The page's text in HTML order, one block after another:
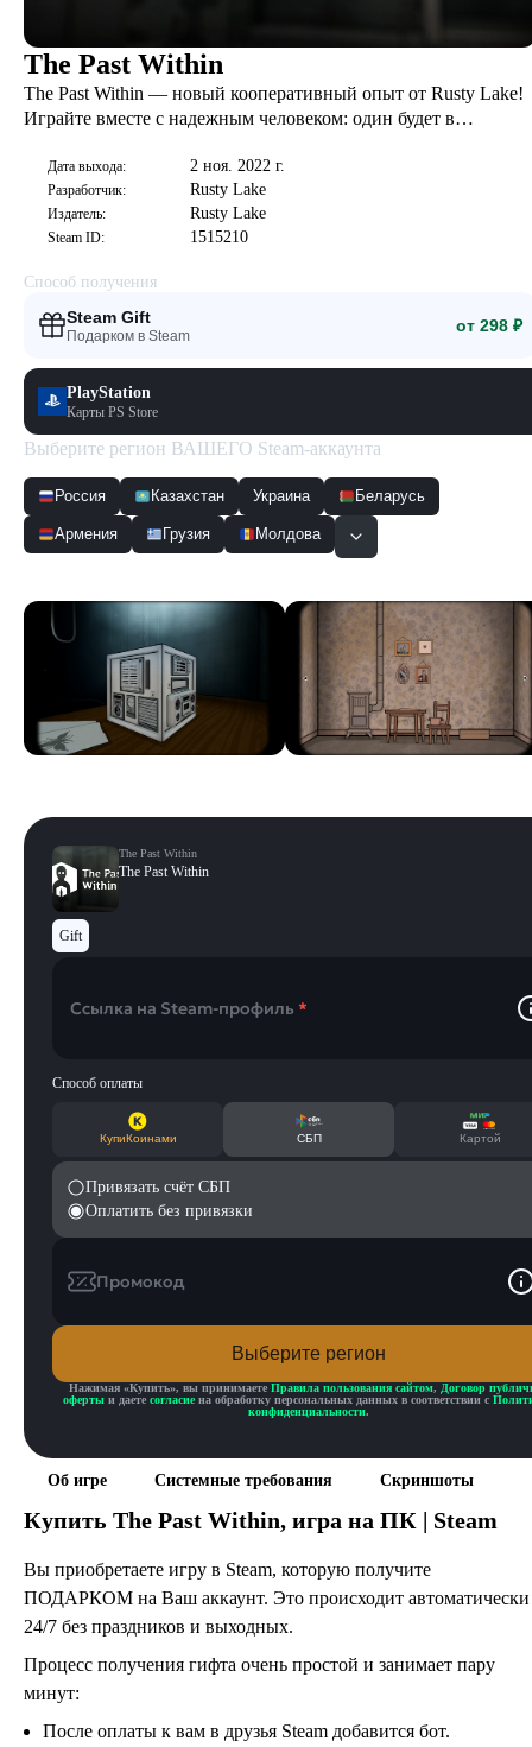
The Past Within
The Past Within — новый кооперативный опыт от Rusty Lake!
Играйте вместе с надежным человеком: один будет в
передавайте информацию партнеру. Решайте головоломки и
раскройте план Альберта Вандербума.
Дата выхода: 2 ноя. 2022 г.
Разработчик: Rusty Lake
Издатель: Rusty Lake
Steam ID: 1515210
Способ получения
Steam Gift
Подарком в Steam
от 298 ₽
PlayStation
Карты PS Store
Выберите регион ВАШЕГО Steam-аккаунта
Россия Казахстан Украина Беларусь
Армения Грузия Молдова
Об игре Системные требования Скриншоты
Купить The Past Within, игра на ПК | Steam
Вы приобретаете игру в Steam, которую получите
ПОДАРКОМ на Ваш аккаунт. Это происходит автоматически
24/7 без праздников и выходных.
Процесс получения гифта очень простой и занимает пару
минут:
После оплаты к вам в друзья Steam добавится бот.
The Past Within
The Past Within
Gift
Ссылка на Steam-профиль *
Способ оплаты
КупиКоинами СБП Картой
Привязать счёт СБП
Оплатить без привязки
Промокод
Выберите регион
Нажимая «Купить», вы принимаете Правила пользования сайтом, Договор
оферты и даете согласие на обработку персональных данных в соответствии с
конфиденциальности.